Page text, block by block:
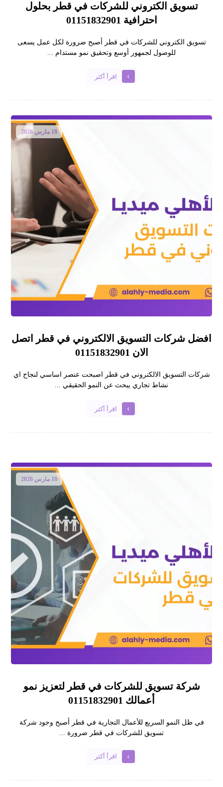
تسويق الكتروني للشركات في قطر بحلول
احترافية 01151832901
تسويق الكتروني للشركات في قطر أصبح ضرورة لكل عمل يسعى
للوصول لجمهور أوسع وتحقيق نمو مستدام ...
اقرأ أكثر
افضل شركات التسويق الالكتروني في قطر اتصل
الان 01151832901
18 مارس 2026
شركات التسويق الالكتروني في قطر اصبحت عنصر اساسي لنجاح اي
نشاط تجاري يبحث عن النمو الحقيقي ...
اقرأ أكثر
شركة تسويق للشركات في قطر لتعزيز نمو
أعمالك 01151832901
18 مارس 2026
في ظل النمو السريع للأعمال التجارية في قطر أصبح وجود شركة
تسويق للشركات في قطر ضرورة ...
اقرأ أكثر